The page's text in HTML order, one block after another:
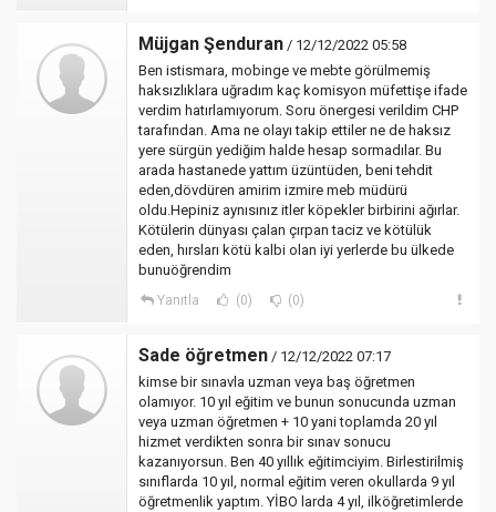
Müjgan Şenduran / 12/12/2022 05:58
Ben istismara, mobinge ve mebte görülmemiş
haksızlıklara uğradım kaç komisyon müfettişe ifade
verdim hatırlamıyorum. Soru önergesi verildim CHP
tarafından. Ama ne olayı takip ettiler ne de haksız
yere sürgün yediğim halde hesap sormadılar. Bu
arada hastanede yattım üzüntüden, beni tehdit
eden,dövdüren amirim izmire meb müdürü
oldu.Hepiniz aynısınız itler köpekler birbirini ağırlar.
Kötülerin dünyası çalan çırpan taciz ve kötülük
eden, hırsları kötü kalbi olan iyi yerlerde bu ülkede
bunuöğrendim
Yanıtla (0) (0)
Sade öğretmen / 12/12/2022 07:17
kimse bir sınavla uzman veya baş öğretmen
olamıyor. 10 yıl eğitim ve bunun sonucunda uzman
veya uzman öğretmen + 10 yani toplamda 20 yıl
hizmet verdikten sonra bir sınav sonucu
kazanıyorsun. Ben 40 yıllık eğitimciyim. Birlestirilmiş
sınıflarda 10 yıl, normal eğitim veren okullarda 9 yıl
öğretmenlik yaptım. YİBO larda 4 yıl, ilköğretimlerde